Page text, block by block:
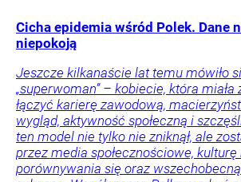
Cicha epidemia wśród Polek. Dane
niepokoją
Jeszcze kilkanaście lat temu mówiło
„superwoman” – kobiecie, która
łączyć karierę zawodową,
wygląd, aktywność społeczną i
ten model nie tylko nie zniknął, ale
przez media społecznościowe,
porównywania się oraz